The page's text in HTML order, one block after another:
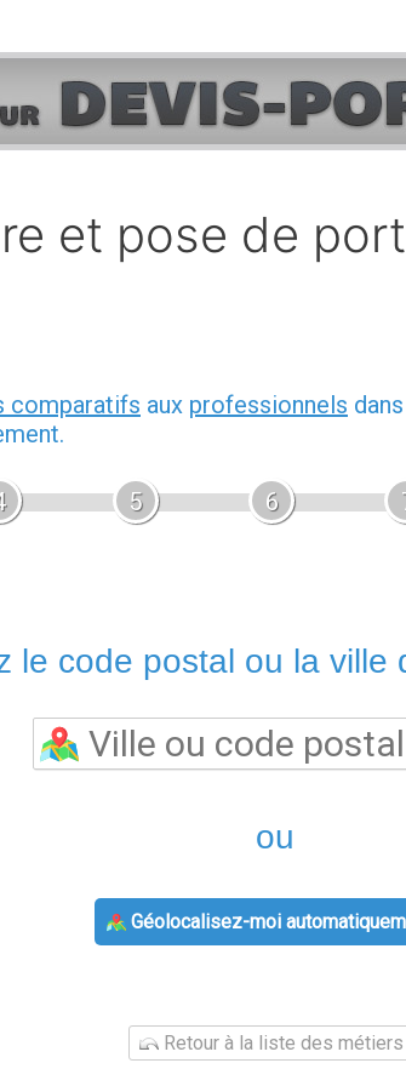
et pose de
comparatifs aux professionnels
5 6
le code postal ou la ville
ou
Géolocalisez-moi
Retour à la liste des métiers